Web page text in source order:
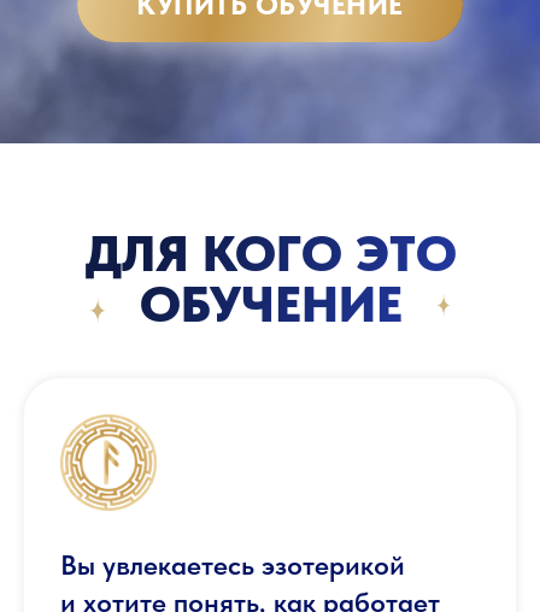
ДЛЯ КОГО ЭТО
ОБУЧЕНИЕ
Вы увлекаетесь эзотерикой
и хотите понять, как работает